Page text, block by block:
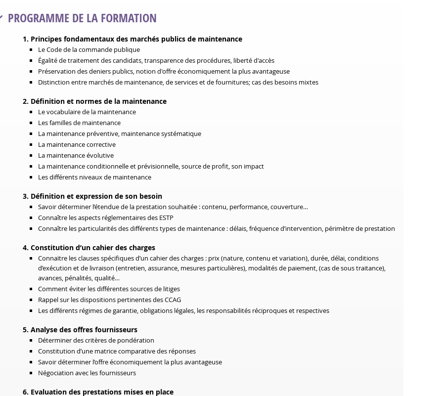
PROGRAMME DE LA FORMATION
1. Principes fondamentaux des marchés publics de maintenance
Le Code de la commande publique
Égalité de traitement des candidats, transparence des procédures, liberté d'accès
Préservation des deniers publics, notion d'offre économiquement la plus avantageuse
Distinction entre marchés de maintenance, de services et de fournitures; cas des besoins mixtes
2. Définition et normes de la maintenance
Le vocabulaire de la maintenance
Les familles de maintenance
La maintenance préventive, maintenance systématique
La maintenance corrective
La maintenance évolutive
La maintenance conditionnelle et prévisionnelle, source de profit, son impact
Les différents niveaux de maintenance
3. Définition et expression de son besoin
Savoir déterminer l’étendue de la prestation souhaitée : contenu, performance, couverture…
Connaître les aspects réglementaires des ESTP
Connaître les particularités des différents types de maintenance : délais, fréquence d’intervention, périmètre de prestation
4. Constitution d’un cahier des charges
Connaïtre les clauses spécifiques d’un cahier des charges : prix (nature, contenu et variation), durée, délai, conditions
d’exécution et de livraison (entretien, assurance, mesures particulières), modalités de paiement, (cas de sous traitance),
avances, pénalités, qualité…
Comment éviter les différentes sources de litiges
Rappel sur les dispositions pertinentes des CCAG
Les différents régimes de garantie, obligations légales, les responsabilités réciproques et respectives
5. Analyse des offres fournisseurs
Déterminer des critères de pondération
Constitution d’une matrice comparative des réponses
Savoir déterminer l’offre économiquement la plus avantageuse
Négociation avec les fournisseurs
6. Evaluation des prestations mises en place